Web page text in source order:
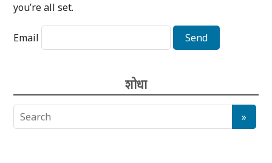
you’re all set.
Email
शोधा